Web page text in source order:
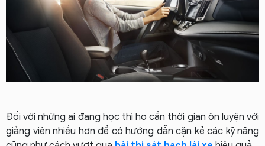
Đối với những ai đang học thì họ cần thời gian ôn luyện với
giảng viên nhiều hơn để có hướng dẫn cặn kẻ các kỹ năng